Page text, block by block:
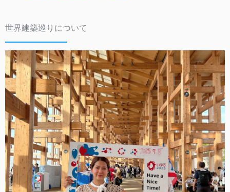
c
e
b
o
o
k
n
a
世界建築巡りについて